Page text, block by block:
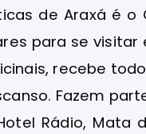
de Araxá é o
para se visitar
recebe
Fazem
Rádio, Mata